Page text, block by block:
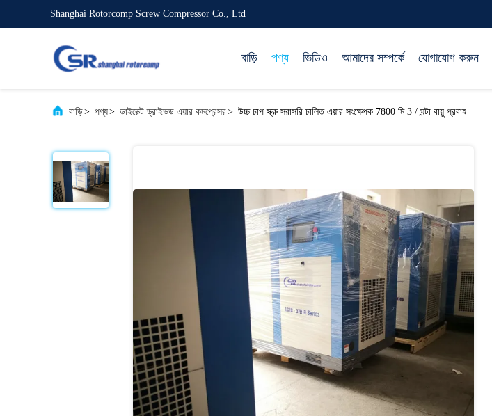
Shanghai Rotorcomp Screw Compressor Co., Ltd
বাড়ি পণ্য ভিডিও আমাদের সম্পর্কে যোগাযোগ করুন
বাড়ি> পণ্য> ডাইরেক্ট ড্রাইভড এয়ার কমপ্রেসর> উচ্চ চাপ স্ক্রু সরাসরি চালিত এয়ার সংক্ষেপক 7800 মি 3 / ঘন্টা বায়ু প্রবাহ